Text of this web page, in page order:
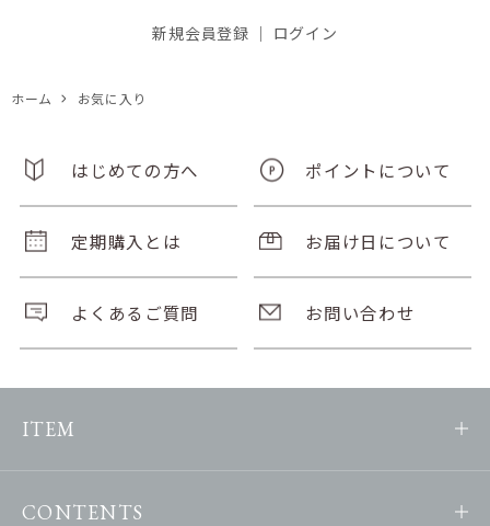
ホーム お気に入り
新規会員登録 ｜ ログイン
はじめての方へ ポイントについて
定期購入とは お届け日について
よくあるご質問 お問い合わせ
ITEM
CONTENTS